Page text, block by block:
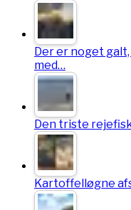
Der er noget
med…
Den triste
Kartoffelløgne